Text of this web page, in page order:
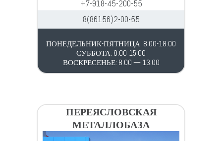
+7-918-45-200-55
8(86156)2-00-55
ПОНЕДЕЛЬНИК-ПЯТНИЦА: 8.00-18.00
СУББОТА: 8.00-15.00
ВОСКРЕСЕНЬЕ: 8.00 — 13.00
ПЕРЕЯСЛОВСКАЯ
МЕТАЛЛОБАЗА